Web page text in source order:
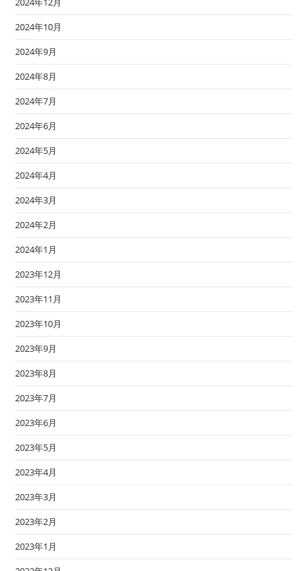
2024年10月
2024年9月
2024年8月
2024年7月
2024年6月
2024年5月
2024年4月
2024年3月
2024年2月
2024年1月
2023年12月
2023年11月
2023年10月
2023年9月
2023年8月
2023年7月
2023年6月
2023年5月
2023年4月
2023年3月
2023年2月
2023年1月